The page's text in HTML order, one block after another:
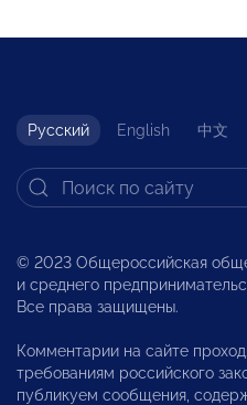
Русский English 中文
© 2023 Общероссийская
и среднего
Все права защищены.
Комментарии на сайте
требованиям российского
публикуем сообщения,